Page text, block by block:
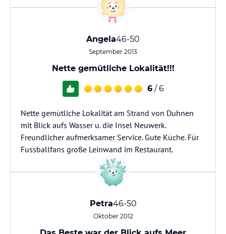
Angela46-50
September 2013
Nette gemütliche Lokalität!!!
6 / 6
Nette gemütliche Lokalität am Strand von Duhnen
mit Blick aufs Wasser u. die Insel Neuwerk.
Freundlicher aufmerksamer Service. Gute Küche. Für
Fussballfans große Leinwand im Restaurant.
Petra46-50
Oktober 2012